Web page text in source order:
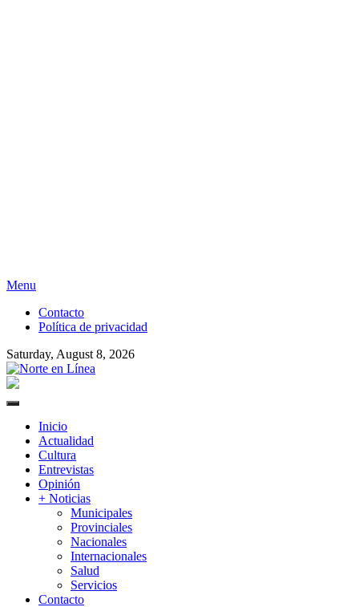
Skip
content
Menu
Contacto
Política de privacidad
Saturday, August 8, 2026
Primary
Inicio
Actualidad
Cultura
Entrevistas
Opinión
+ Noticias
Municipales
Provinciales
Nacionales
Internacionales
Salud
Servicios
Contacto